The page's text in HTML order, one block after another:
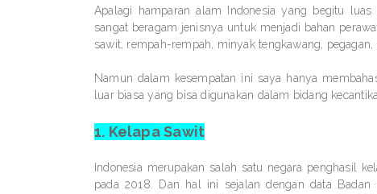
Apalagi hamparan alam Indonesia yang begitu
sangat beragam jenisnya untuk menjadi bahan
sawit, rempah-rempah, minyak tengkawang, pegagan,
Namun dalam kesempatan ini saya hanya
luar biasa yang bisa digunakan dalam bidang
1. Kelapa Sawit
Indonesia merupakan salah satu negara penghasil
pada 2018. Dan hal ini sejalan dengan data Badan